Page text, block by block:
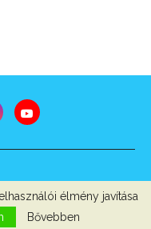
Impresszum
élmény javítása
Bővebben